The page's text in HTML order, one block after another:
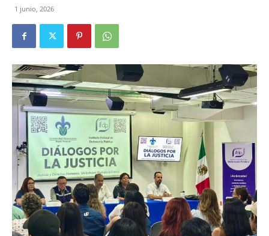
1 junio, 2026